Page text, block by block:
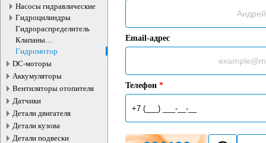
Насосы гидравлические
Гидроцилиндры
Гидрораспределитель
Клапаны
электромагнитные
Гидромотор
DC-моторы
Аккумуляторы
Вентиляторы отопителя
Датчики
Детали двигателя
Детали кузова
Детали подвески
Email-адрес
Телефон *